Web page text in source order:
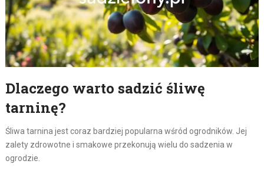
Dlaczego warto sadzić śliwę
tarninę?
Śliwa tarnina jest coraz bardziej popularna wśród ogrodników. Jej
zalety zdrowotne i smakowe przekonują wielu do sadzenia w
ogrodzie.